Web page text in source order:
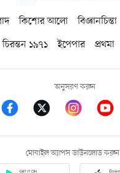
কিশোর আলো বিজ্ঞানচিন্তা
চিরন্তন ১৯৭১ ইপেপার প্রথমা
অনুসরণ করুন
মোবাইল অ্যাপস ডাউনলোড করুন